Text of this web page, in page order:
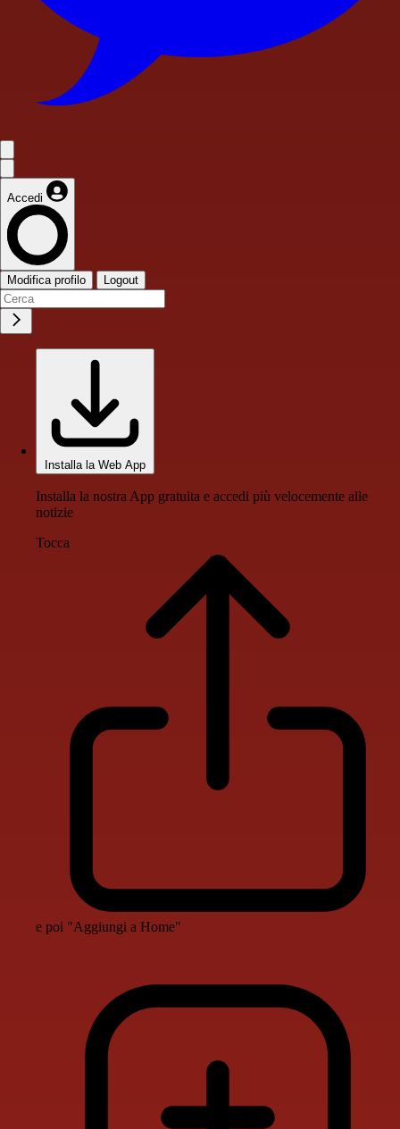
Accedi
Modifica profilo Logout
Installa la Web App
Installa la nostra App gratuita e accedi più velocemente alle
notizie
Tocca
e poi "Aggiungi a Home"